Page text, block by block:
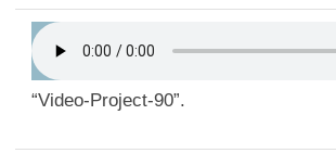
“Video-Project-90”.